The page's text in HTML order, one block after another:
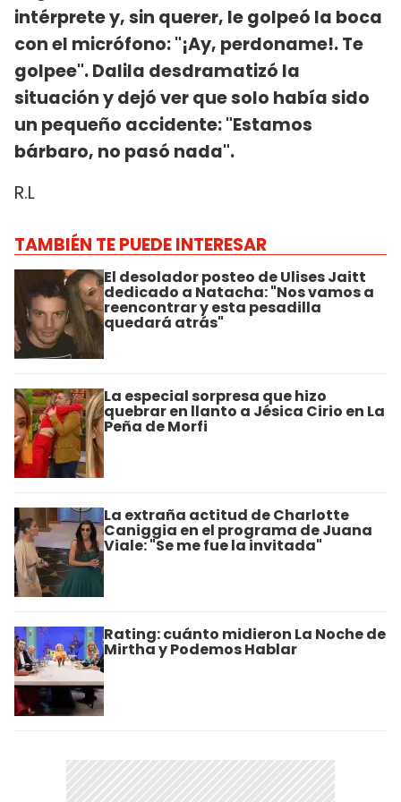
intérprete y, sin querer, le golpeó la boca
con el micrófono: "¡Ay, perdoname!. Te
golpee". Dalila desdramatizó la
situación y dejó ver que solo había sido
un pequeño accidente: "Estamos
bárbaro, no pasó nada".
R.L
TAMBIÉN TE PUEDE INTERESAR
El desolador posteo de Ulises Jaitt
dedicado a Natacha: "Nos vamos a
reencontrar y esta pesadilla
quedará atrás"
La especial sorpresa que hizo
quebrar en llanto a Jésica Cirio en La
Peña de Morfi
La extraña actitud de Charlotte
Caniggia en el programa de Juana
Viale: "Se me fue la invitada"
Rating: cuánto midieron La Noche de
Mirtha y Podemos Hablar